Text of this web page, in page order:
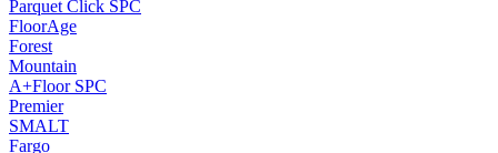
Parquet Click SPC
FloorAge
Forest
Mountain
A+Floor SPC
Premier
SMALT
Fargo